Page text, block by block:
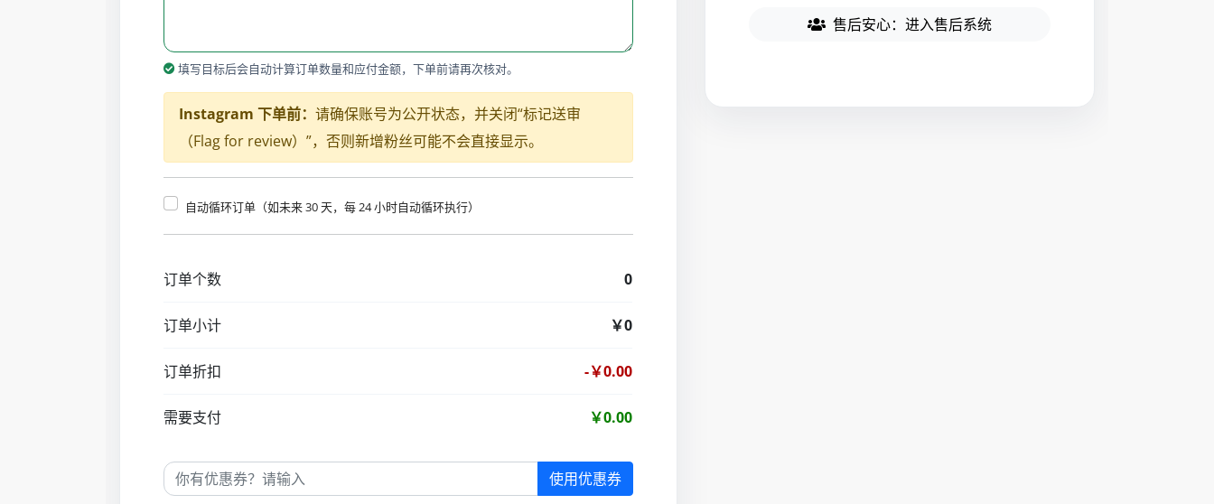
填写目标后会自动计算订单数量和应付金额，下单前请再次核对。
Instagram 下单前： 请确保账号为公开状态，并关闭“标记送审
（Flag for review）”，否则新增粉丝可能不会直接显示。
自动循环订单（如未来 30 天，每 24 小时自动循环执行）
订单个数 0
订单小计 ￥0
订单折扣 -￥0.00
需要支付 ￥0.00
使用优惠券
售后安心：进入售后系统